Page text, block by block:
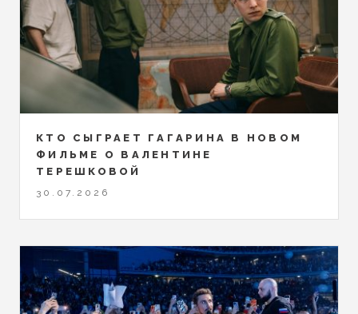
КТО СЫГРАЕТ ГАГАРИНА В НОВОМ
ФИЛЬМЕ О ВАЛЕНТИНЕ
ТЕРЕШКОВОЙ
30.07.2026